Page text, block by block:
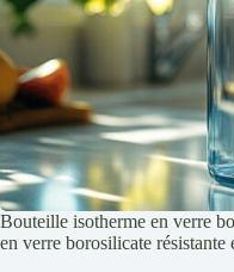
Bouteille isotherme en verre
en verre borosilicate résistante